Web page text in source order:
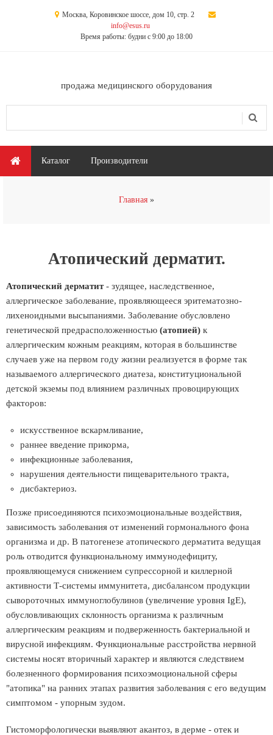
Москва, Коровинское шоссе, дом 10, стр. 2
info@esus.ru
Время работы: будни с 9:00 до 18:00
продажа медицинского оборудования
Главное меню
Каталог Производители
Главная
Атопический дерматит.
Атопический дерматит- зудящее, наследственное,
аллергическое заболевание, проявляющееся эритематозно-
лихеноидными высыпаниями. Заболевание обусловлено
генетической предрасположенностью (атопией) к
аллергическим кожным реакциям, которая в большинстве
случаев уже на первом году жизни реализуется в форме так
называемого аллергического диатеза, конституциональной
детской экземы под влиянием различных провоцирующих
факторов:
искусственное вскармливание,
раннее введение прикорма,
инфекционные заболевания,
нарушения деятельности пищеварительного тракта,
дисбактериоз.
Позже присоединяются психоэмоциональные воздействия,
зависимость заболевания от изменений гормонального фона
организма и др. В патогенезе атопического дерматита ведущая
роль отводится функциональному иммунодефициту,
проявляющемуся снижением супрессорной и киллерной
активности Т-системы иммунитета, дисбалансом продукции
сывороточных иммуноглобулинов (увеличение уровня IgE),
обусловливающих склонность организма к различным
аллергическим реакциям и подверженность бактериальной и
вирусной инфекциям. Функциональные расстройства нервной
системы носят вторичный характер и являются следствием
болезненного формирования психоэмоциональной сферы
"атопика" на ранних этапах развития заболевания с его ведущим
симптомом - упорным зудом.
Гистоморфологически выявляют акантоз, в дерме - отек и